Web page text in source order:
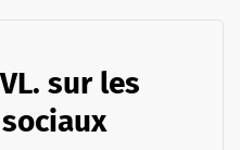
sur les